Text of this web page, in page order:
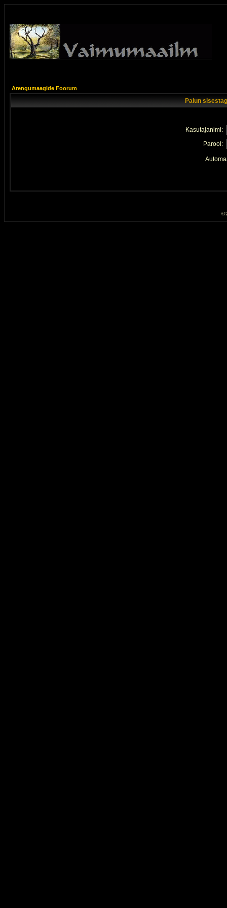
Arengumaagide Foorum
Palun
Kasutajanimi:
Parool:
©